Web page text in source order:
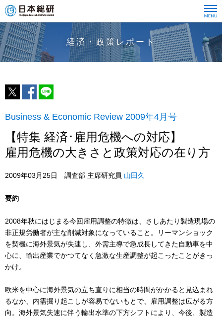
経済・政策レポート
Business & Economic Review 2009年4月号
【特集 経済･雇用危機への対応】
雇用危機の大きさと政策対応の在り方
2009年03月25日 調査部 主席研究員 山田久
要約
2008年秋にはじまる今回雇用調整の特徴は、さしあたり製造現場の
非正規労働者が主な削減対象になっていること。リーマンショック
を契機に海外景気が失速し、外需主導で急成長してきた自動車を中
心に、輸出産業でかつてなく急激な生産調整が起こったことがきっ
かけ。
欧米を中心に海外景気の立ち直りに相当の時間がかかると見込まれ
るなか、内需掘り起こしが容易でないもとで、雇用調整は広がる方
向。海外景気失速に伴う輸出水準の下方シフトにより、今後、製造